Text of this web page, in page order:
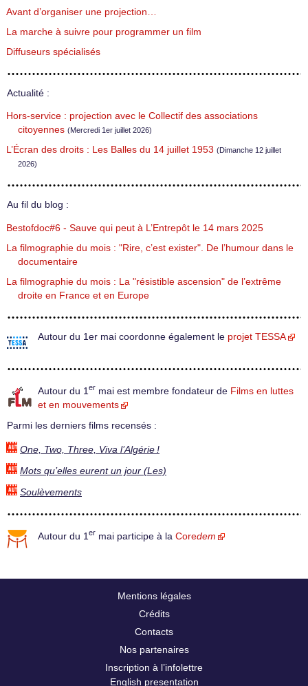
Avant d’organiser une projection…
La marche à suivre pour programmer un film
Diffuseurs spécialisés
Actualité :
Hors-service : projection avec le Collectif des associations
citoyennes (Mercredi 1er juillet 2026)
L’Écran des droits : Les Balles du 14 juillet 1953 (Dimanche 12 juillet
2026)
Au fil du blog :
Bestofdoc#6 - Sauve qui peut à L’Entrepôt le 14 mars 2025
La filmographie du mois : "Rire, c’est exister". De l’humour dans le
documentaire
La filmographie du mois : La "résistible ascension" de l’extrême
droite en France et en Europe
Autour du 1er mai coordonne également le projet TESSA
Autour du 1 er mai est membre fondateur de Films en luttes
et en mouvements
Parmi les derniers films recensés :
One, Two, Three, Viva l’Algérie !
Mots qu’elles eurent un jour (Les)
Soulèvements
Autour du 1 er mai participe à la Coredem
Mentions légales
Crédits
Contacts
Nos partenaires
Inscription à l’infolettre
English presentation